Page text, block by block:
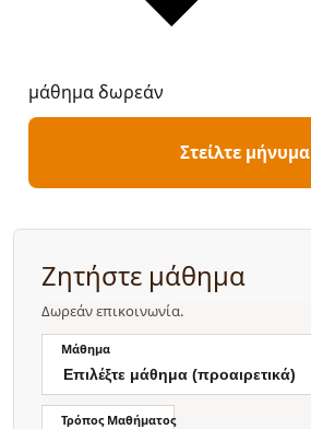
μάθημα δωρεάν
Στείλτε μήνυμα
Ζητήστε μάθημα
Δωρεάν επικοινωνία.
Μάθημα
Τρόπος Μαθήματος